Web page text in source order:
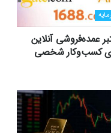
عمده‌فروشی آنلاین
کسب‌وکار شخصی